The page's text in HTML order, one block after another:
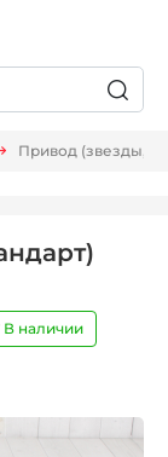
Привод (звезды,
В наличии